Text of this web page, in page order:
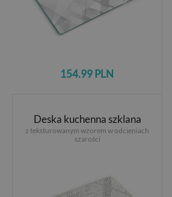
154.99 PLN
Deska kuchenna szklana
z teksturowanym wzorem w odcieniach
szarości